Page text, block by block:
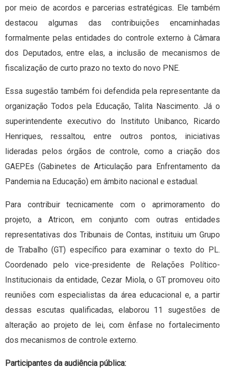
por meio de acordos e parcerias estratégicas. Ele também
destacou algumas das contribuições encaminhadas
formalmente pelas entidades do controle externo à Câmara
dos Deputados, entre elas, a inclusão de mecanismos de
fiscalização de curto prazo no texto do novo PNE.
Essa sugestão também foi defendida pela representante da
organização Todos pela Educação, Talita Nascimento. Já o
superintendente executivo do Instituto Unibanco, Ricardo
Henriques, ressaltou, entre outros pontos, iniciativas
lideradas pelos órgãos de controle, como a criação dos
GAEPEs (Gabinetes de Articulação para Enfrentamento da
Pandemia na Educação) em âmbito nacional e estadual.
Para contribuir tecnicamente com o aprimoramento do
projeto, a Atricon, em conjunto com outras entidades
representativas dos Tribunais de Contas, instituiu um Grupo
de Trabalho (GT) específico para examinar o texto do PL.
Coordenado pelo vice-presidente de Relações Político-
Institucionais da entidade, Cezar Miola, o GT promoveu oito
reuniões com especialistas da área educacional e, a partir
dessas escutas qualificadas, elaborou 11 sugestões de
alteração ao projeto de lei, com ênfase no fortalecimento
dos mecanismos de controle externo.
Participantes da audiência pública: